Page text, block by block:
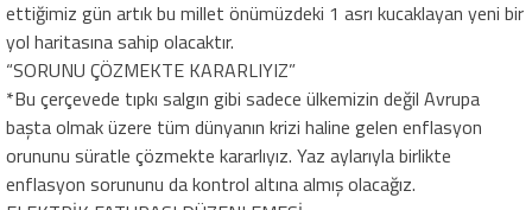
ettiğimiz gün artık bu millet önümüzdeki 1 asrı kucaklayan yeni bir
yol haritasına sahip olacaktır.
“SORUNU ÇÖZMEKTE KARARLIYIZ”
*Bu çerçevede tıpkı salgın gibi sadece ülkemizin değil Avrupa
başta olmak üzere tüm dünyanın krizi haline gelen enflasyon
orununu süratle çözmekte kararlıyız. Yaz aylarıyla birlikte
enflasyon sorununu da kontrol altına almış olacağız.